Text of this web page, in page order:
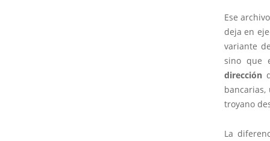
Ese
deja en
variante
sino que
dirección
bancarias,
troyano
La